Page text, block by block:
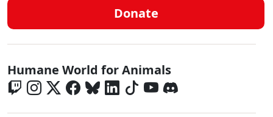
Donate
Global - Social Menu
Humane World for Animals